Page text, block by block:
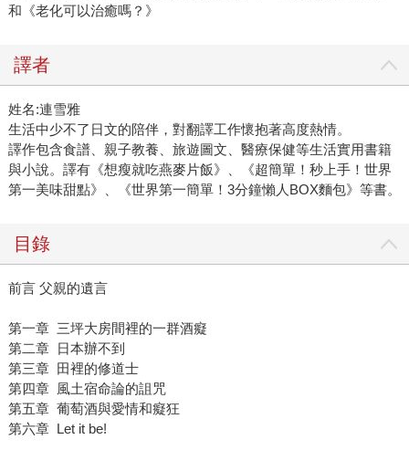
和《老化可以治癒嗎？》
譯者
姓名:連雪雅
生活中少不了日文的陪伴，對翻譯工作懷抱著高度熱情。
譯作包含食譜、親子教養、旅遊圖文、醫療保健等生活實用書籍
與小說。譯有《想瘦就吃燕麥片飯》、《超簡單！秒上手！世界
第一美味甜點》、《世界第一簡單！3分鐘懶人BOX麵包》等書。
目錄
前言 父親的遺言
第一章 三坪大房間裡的一群酒癡
第二章 日本辦不到
第三章 田裡的修道士
第四章 風土宿命論的詛咒
第五章 葡萄酒與愛情和癡狂
第六章 Let it be!